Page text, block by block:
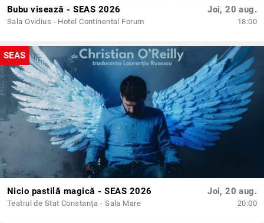
Bubu visează - SEAS 2026
Sala Ovidius - Hotel Continental Forum
Joi, 20 aug.
18:00
SEAS
Nicio pastilă magică - SEAS 2026
Teatrul de Stat Constanța - Sala Mare
Joi, 20 aug.
20:00